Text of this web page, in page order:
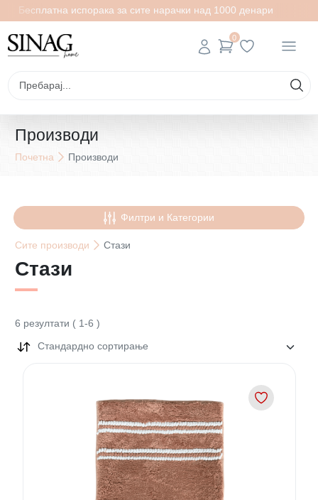
Бесплатна испорака за сите нарачки над 1000 денари
0
Производи
Почетна Производи
Филтри и Категории
Сите производи Стази
Стази
6 резултати ( 1-6 )
Стандардно сортирање